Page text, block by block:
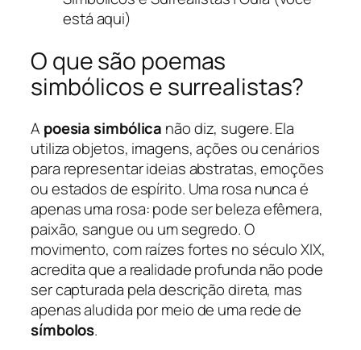
está aqui)
O que são poemas
simbólicos e surrealistas?
A poesia simbólica não diz, sugere. Ela
utiliza objetos, imagens, ações ou cenários
para representar ideias abstratas, emoções
ou estados de espírito. Uma rosa nunca é
apenas uma rosa: pode ser beleza efêmera,
paixão, sangue ou um segredo. O
movimento, com raízes fortes no século XIX,
acredita que a realidade profunda não pode
ser capturada pela descrição direta, mas
apenas aludida por meio de uma rede de
símbolos.